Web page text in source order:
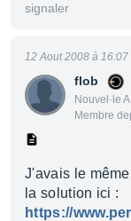
signaler
flob
Nouvel·le
Membre
12 Aout 2008 à 16:07
J'avais le
la solution ici :
https://